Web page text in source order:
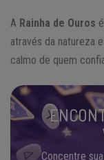
A Rainha de Ouros
através da natureza
calmo de quem
Concentre